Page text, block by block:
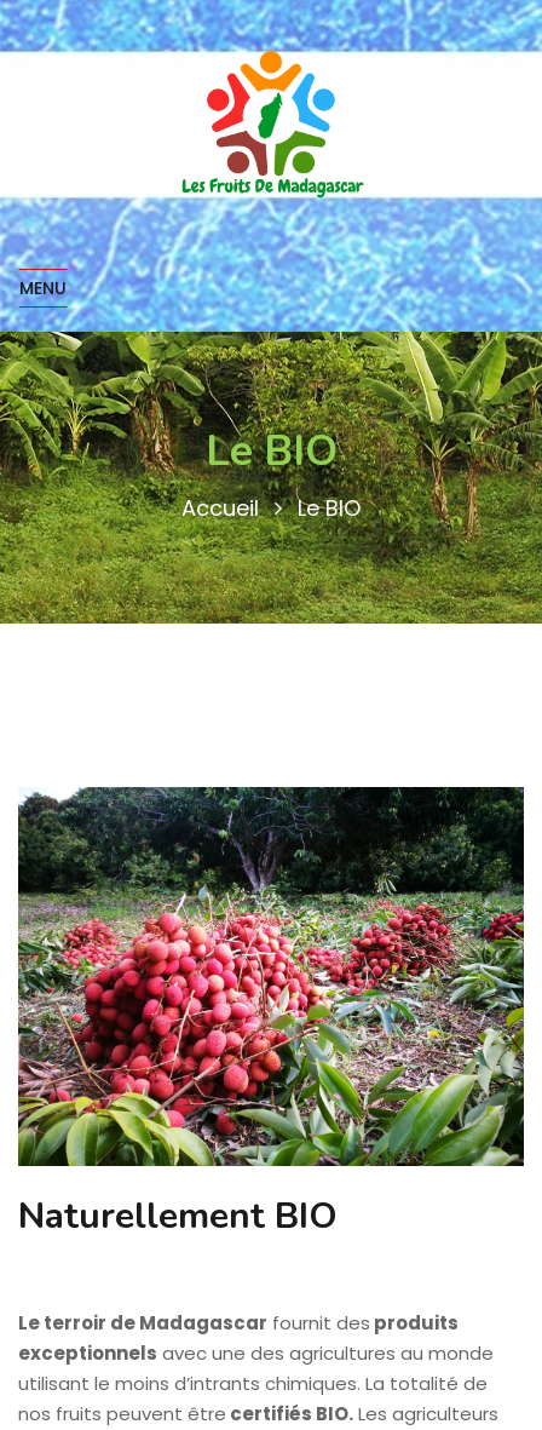
MENU
Le BIO
Accueil Le BIO
Naturellement BIO
Le terroir de Madagascar fournit des produits
exceptionnels avec une des agricultures au monde
utilisant le moins d’intrants chimiques. La totalité de
nos fruits peuvent être certifiés BIO.Les agriculteurs